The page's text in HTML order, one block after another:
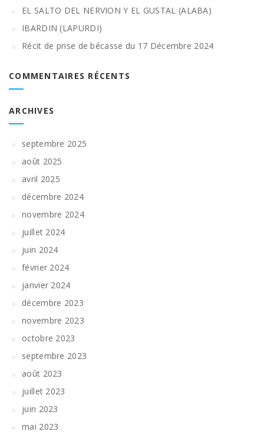
EL SALTO DEL NERVION Y EL GUSTAL (ALABA)
IBARDIN (LAPURDI)
Récit de prise de bécasse du 17 Décembre 2024
COMMENTAIRES RÉCENTS
ARCHIVES
septembre 2025
août 2025
avril 2025
décembre 2024
novembre 2024
juillet 2024
juin 2024
février 2024
janvier 2024
décembre 2023
novembre 2023
octobre 2023
septembre 2023
août 2023
juillet 2023
juin 2023
mai 2023